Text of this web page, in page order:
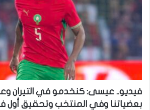
فيديو.. عيسى: كنخدمو في التيران
بعضياتنا وفي المنتخب وتحقيق أول